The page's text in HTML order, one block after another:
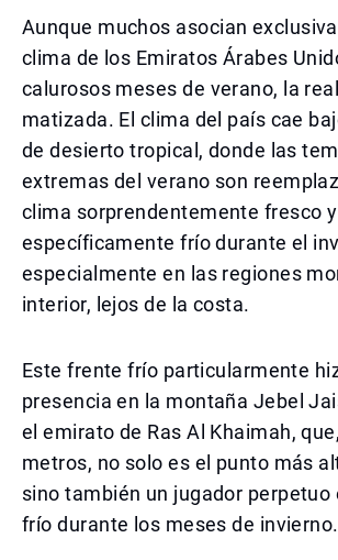
Aunque muchos asocian
clima de los Emiratos Árabes
calurosos meses de verano, la
matizada. El clima del país cae
de desierto tropical, donde las
extremas del verano son
clima sorprendentemente fresco
específicamente frío durante el
especialmente en las regiones
interior, lejos de la costa.
Este frente frío particularmente
presencia en la montaña Jebel
el emirato de Ras Al Khaimah,
metros, no solo es el punto más
sino también un jugador perpetuo
frío durante los meses de invierno.